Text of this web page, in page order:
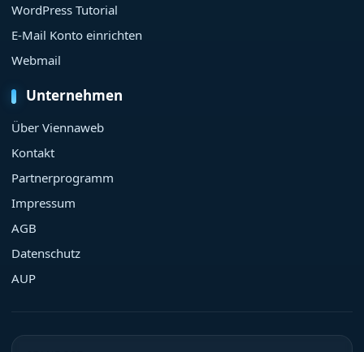
WordPress Tutorial
E-Mail Konto einrichten
Webmail
Unternehmen
Über Viennaweb
Kontakt
Partnerprogramm
Impressum
AGB
Datenschutz
AUP